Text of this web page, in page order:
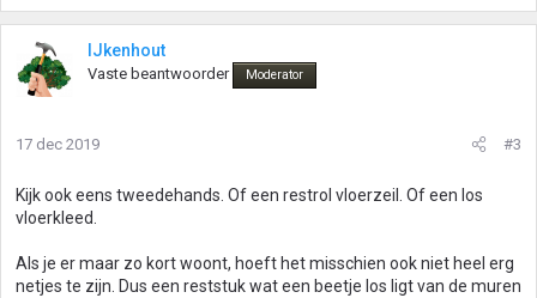
IJkenhout
Vaste beantwoorder Moderator
17 dec 2019 #3
Kijk ook eens tweedehands. Of een restrol vloerzeil. Of een los
vloerkleed.
Als je er maar zo kort woont, hoeft het misschien ook niet heel erg
netjes te zijn. Dus een reststuk wat een beetje los ligt van de muren